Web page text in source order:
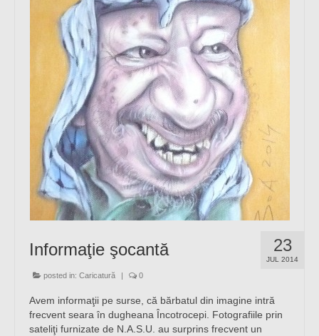
23
JUL 2014
Informaţie şocantă
posted in: Caricatură 0
Avem informaţii pe surse, că bărbatul din imagine intră
frecvent seara în dugheana Încotrocepi. Fotografiile prin
sateliţi furnizate de N.A.S.U. au surprins frecvent un